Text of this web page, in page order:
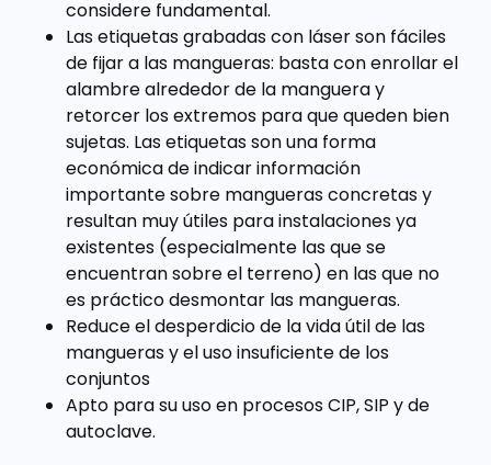
considere fundamental.
Las etiquetas grabadas con láser son fáciles
de fijar a las mangueras: basta con enrollar el
alambre alrededor de la manguera y
retorcer los extremos para que queden bien
sujetas. Las etiquetas son una forma
económica de indicar información
importante sobre mangueras concretas y
resultan muy útiles para instalaciones ya
existentes (especialmente las que se
encuentran sobre el terreno) en las que no
es práctico desmontar las mangueras.
Reduce el desperdicio de la vida útil de las
mangueras y el uso insuficiente de los
conjuntos
Apto para su uso en procesos CIP, SIP y de
autoclave.